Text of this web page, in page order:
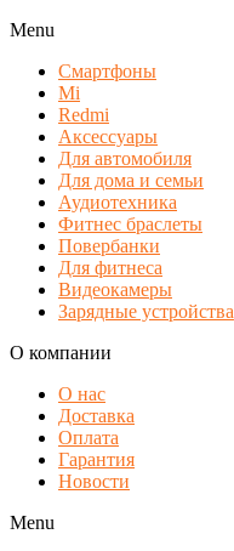
Menu
Смартфоны
Mi
Redmi
Аксессуары
Для автомобиля
Для дома и семьи
Аудиотехника
Фитнес браслеты
Повербанки
Для фитнеса
Видеокамеры
Зарядные устройства
О компании
О нас
Доставка
Оплата
Гарантия
Новости
Menu